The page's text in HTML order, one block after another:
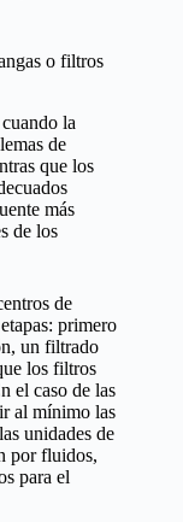
o filtros
la
de
que los
más
de los
de
primero
un filtrado
los filtros
el caso de las
al mínimo las
unidades de
por fluidos,
para el